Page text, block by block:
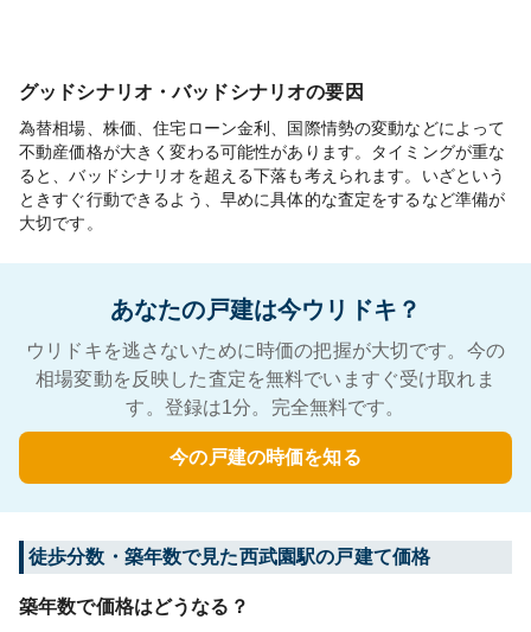
グッドシナリオ・バッドシナリオの要因
為替相場、株価、住宅ローン金利、国際情勢の変動などによって
不動産価格が大きく変わる可能性があります。タイミングが重な
ると、バッドシナリオを超える下落も考えられます。いざという
ときすぐ行動できるよう、早めに具体的な査定をするなど準備が
大切です。
あなたの戸建は今ウリドキ？
ウリドキを逃さないために時価の把握が大切です。今の
相場変動を反映した査定を無料でいますぐ受け取れま
す。登録は1分。完全無料です。
今の戸建の時価を知る
徒歩分数・築年数で見た西武園駅の戸建て価格
築年数で価格はどうなる？